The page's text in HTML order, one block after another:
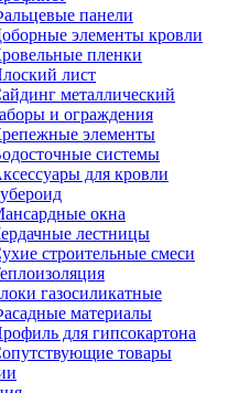
панели
элементы кровли
пленки
лист
металлический
и ограждения
элементы
системы
для кровли
окна
лестницы
строительные смеси
газосиликатные
материалы
для гипсокартона
товары